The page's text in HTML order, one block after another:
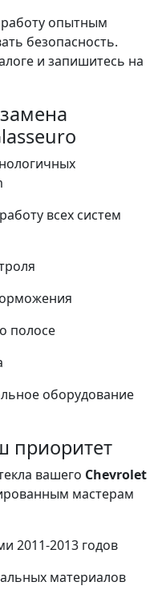
работу опытным
безопасность.
и запишитесь на
всех систем
полосе
оборудование
приоритет
вашего Chevrolet
мастерам
2011-2013 годов
материалов